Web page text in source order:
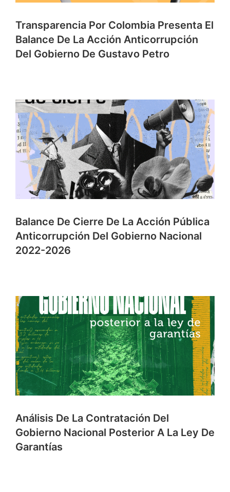
Transparencia Por Colombia Presenta El
Balance De La Acción Anticorrupción
Del Gobierno De Gustavo Petro
Balance De Cierre De La Acción Pública
Anticorrupción Del Gobierno Nacional
2022-2026
Análisis De La Contratación Del
Gobierno Nacional Posterior A La Ley De
Garantías